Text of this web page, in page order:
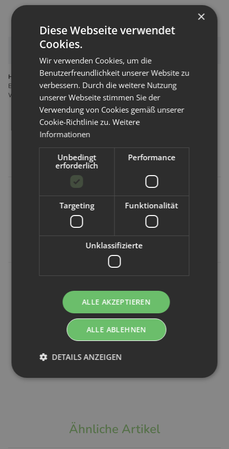
Bewertungen
Hersteller gemäß GPSR
BMK Handels- und Vertriebs GmbH Wien Schuhfabrikgasse 17/2 1230
Wien Österreich info@popolini.com
Kunden kauften dazu folgende
Artikel:
EasyFree AI3 M
31,99 €*
EasyFree
Booster Einlage
- 2 Stk M
10,49 €*
EasyFree AI3 M
(5-10kg) Beige
Leaves (Jersey)
Ähnliche Artikel
×
Diese Webseite verwendet
Cookies.
Wir verwenden Cookies, um die
Benutzerfreundlichkeit unserer Website zu
verbessern. Durch die weitere Nutzung
unserer Webseite stimmen Sie der
Verwendung von Cookies gemäß unserer
Cookie-Richtlinie zu.Weitere
Informationen
Unbedingt
erforderlich
Performance
Targeting Funktionalität
Unklassifizierte
ALLE AKZEPTIEREN
ALLE ABLEHNEN
DETAILS ANZEIGEN